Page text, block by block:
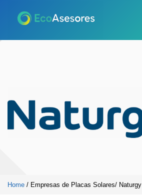
Home / Empresas de Placas Solares/ Naturgy